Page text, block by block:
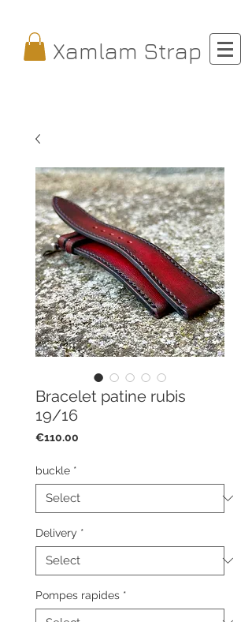
Xamlam Strap
Bracelet patine rubis
19/16
€110.00
buckle *
Delivery *
Pompes rapides *